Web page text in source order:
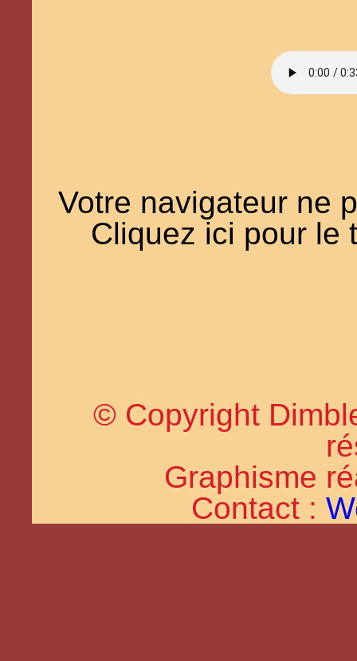
Votre navigateur ne
Cliquez ici pour le
© Copyright
Graphisme
Contact :